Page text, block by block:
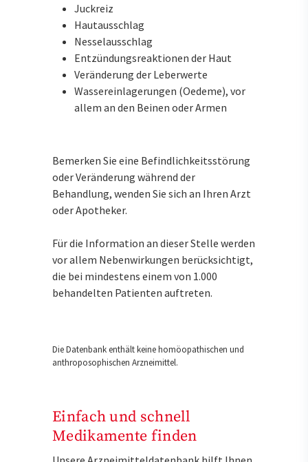
Juckreiz
Hautausschlag
Nesselausschlag
Entzündungsreaktionen der Haut
Veränderung der Leberwerte
Wassereinlagerungen (Oedeme), vor
allem an den Beinen oder Armen
Bemerken Sie eine Befindlichkeitsstörung
oder Veränderung während der
Behandlung, wenden Sie sich an Ihren Arzt
oder Apotheker.
Für die Information an dieser Stelle werden
vor allem Nebenwirkungen berücksichtigt,
die bei mindestens einem von 1.000
behandelten Patienten auftreten.
Die Datenbank enthält keine homöopathischen und
anthroposophischen Arzneimittel.
Einfach und schnell
Medikamente finden